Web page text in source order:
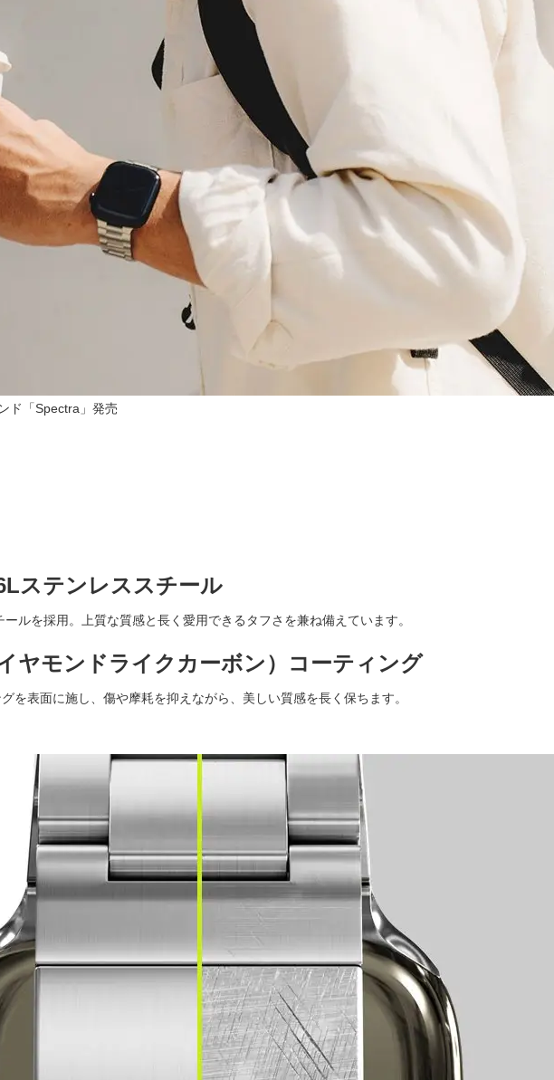
ド「Spectra」発売
ステンレススチール
ルを採用。上質な質感と長く愛用できるタフさを兼ね備えています。
ヤモンドライクカーボン）コーティング
を表面に施し、傷や摩耗を抑えながら、美しい質感を長く保ちます。